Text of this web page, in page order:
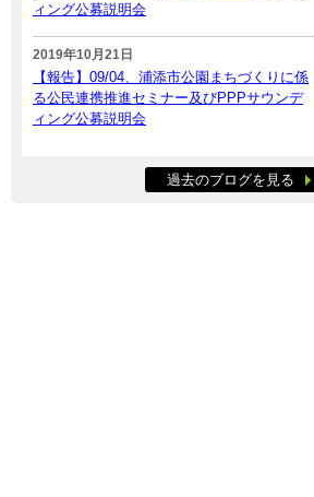
ィング公募説明会
2019年10月21日
【報告】09/04、浦添市公園まちづくりに係
る公民連携推進セミナー及びPPPサウンデ
ィング公募説明会
過去のブログを見る